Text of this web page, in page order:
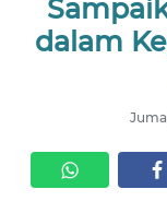
dalam
NUSANTARA
SERBA-
SERBI